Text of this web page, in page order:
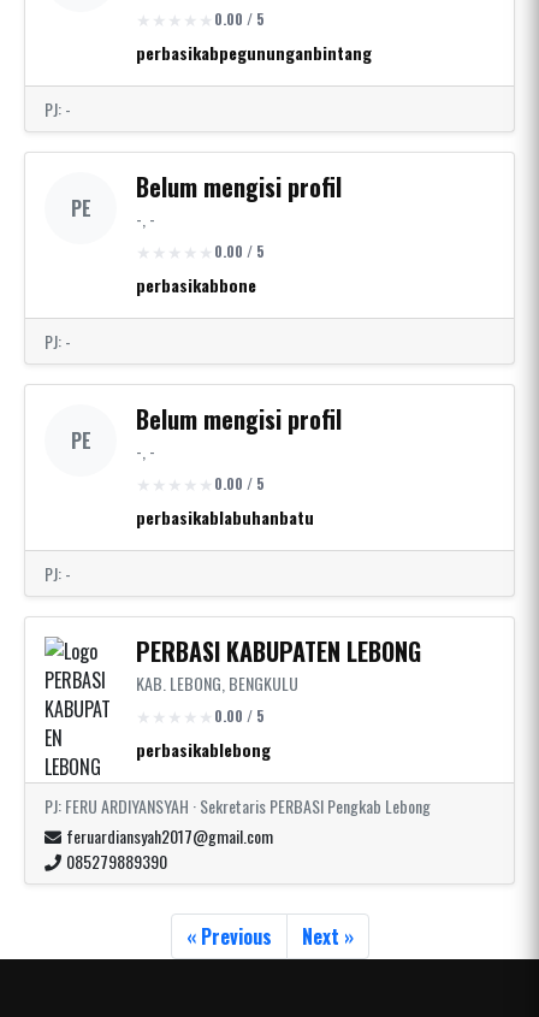
0.00 / 5
perbasikabpegununganbintang
PJ: -
PE
Belum mengisi profil
-, -
0.00 / 5
perbasikabbone
PJ: -
PE
Belum mengisi profil
-, -
0.00 / 5
perbasikablabuhanbatu
PJ: -
PERBASI KABUPATEN LEBONG
KAB. LEBONG, BENGKULU
0.00 / 5
perbasikablebong
PJ: FERU ARDIYANSYAH · Sekretaris PERBASI Pengkab Lebong
feruardiansyah2017@gmail.com
085279889390
« Previous Next »